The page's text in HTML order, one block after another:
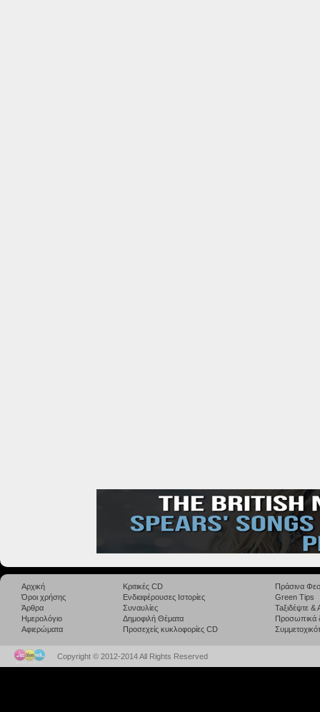
Αρχική
Όροι χρήσης
Άρθρα
Ημερολόγιο
Αφιερώματα
Κριτικές CD
Ενδιαφέρουσες Ιστορίες
Συναυλίες
Δημοφιλή Θέματα
Προσεχείς κυκλοφορίες CD
Πράσινα
Green Tips
Taξιδέψτε
Προσωπικά
Copyright © 2012-2014 All Rights Reserved